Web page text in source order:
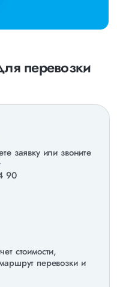
перевозки
заявку или звоните
90
стоимости,
перевозки и